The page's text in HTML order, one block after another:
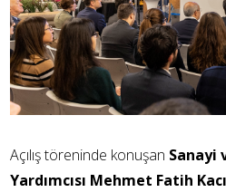
Açılış töreninde konuşan Sanayi
Yardımcısı Mehmet Fatih